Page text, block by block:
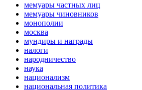
мемуары частных лиц
мемуары чиновников
монополии
москва
мундиры и награды
налоги
народничество
наука
национализм
национальная политика